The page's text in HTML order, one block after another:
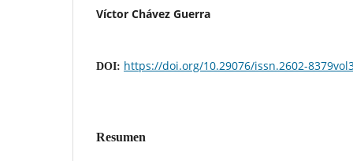
Víctor Chávez Guerra
DOI: https://doi.org/10.29076/issn.2602-
Resumen